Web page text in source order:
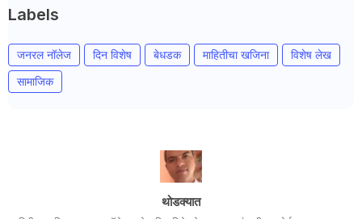
Labels
जनरल नॉलेज दिन विशेष बेधडक माहितीचा खजिना
विशेष लेख
सामाजिक
थोडक्यात